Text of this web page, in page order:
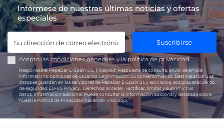
Infórmese de nuestras últimas noticias y ofertas
especiales
Suscribirse
Acepto las condiciones generales y lapolítica de privacidad
Responsable:PepeBar E-Spain S.L. Finalidad: Respuesta de consulta, envío de emails
informativos, opiniones de usuarios. Legitimación: Su consentimiento. Destinatarios:Sus
datos se guardan en los servidores de PepeBar E-Spain SL y asociados, acogido al acuerdo
de seguridad EU-US Privacy.
Derechos: acceder, rectificar, limitar y suprimir tus
datos.Información adicional:Puede consultar la información adicional y detallada sobre
nuestra Política de Privacidad haciendoclick aquí.